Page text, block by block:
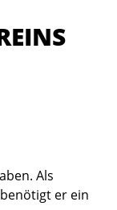
Als
er ein